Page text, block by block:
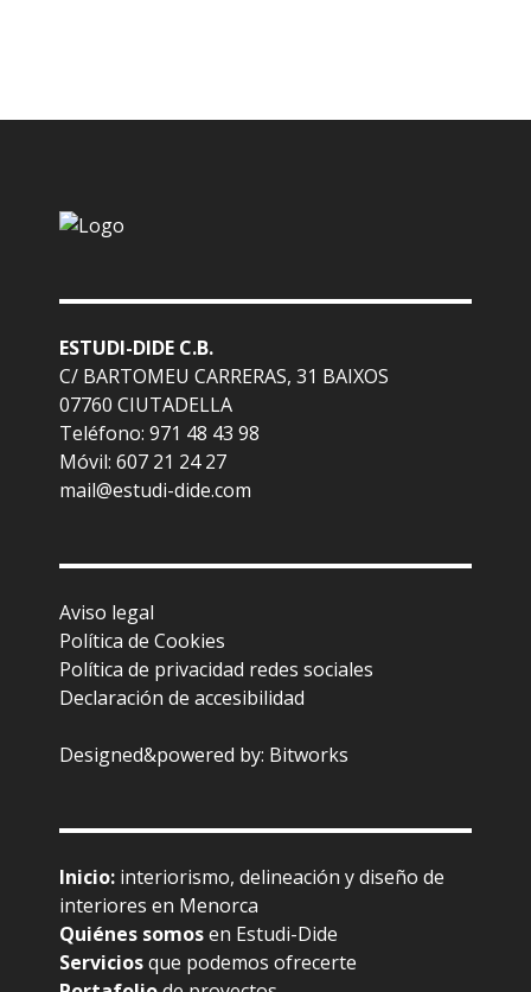
ESTUDI-DIDE C.B.
C/ BARTOMEU CARRERAS, 31 BAIXOS
07760 CIUTADELLA
Teléfono: 971 48 43 98
Móvil: 607 21 24 27
mail@estudi-dide.com
Aviso legal
Política de Cookies
Política de privacidad redes sociales
Declaración de accesibilidad
Designed&powered by: Bitworks
Inicio: interiorismo, delineación y diseño de
interiores en Menorca
Quiénes somosen Estudi-Dide
Serviciosque podemos ofrecerte